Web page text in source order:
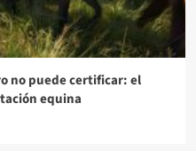
no puede certificar: el
equina